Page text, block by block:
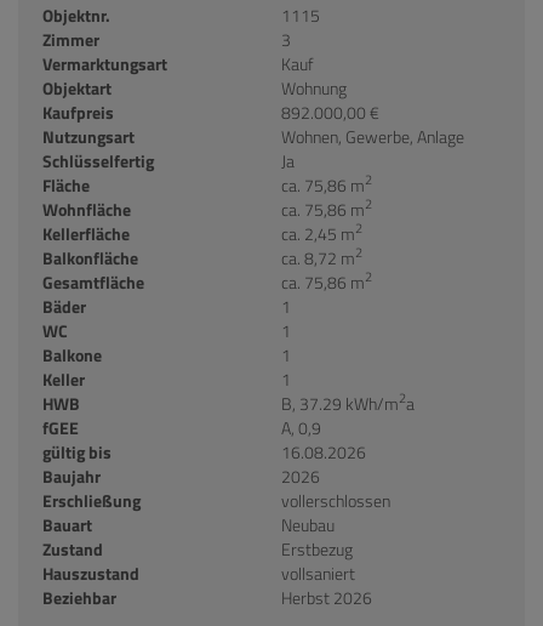
Objektnr.
1115
Zimmer
3
Vermarktungsart
Kauf
Objektart
Wohnung
Kaufpreis
892.000,00 €
Nutzungsart
Wohnen Gewerbe Anlage
Schlüsselfertig
Ja
Fläche
ca. 75,86 m2
Wohnfläche ca. 75,86 m2
Kellerfläche ca. 2,45 m2
Balkonfläche ca. 8,72 m2
Gesamtfläche ca. 75,86 m2
Bäder
1
WC
1
Balkone
1
Keller
1
HWB
B, 37.29 kWh/m2a
fGEE
A, 0,9
gültig bis
16.08.2026
Baujahr
2026
Erschließung
vollerschlossen
Bauart
Neubau
Zustand
Erstbezug
Hauszustand
vollsaniert
Beziehbar
Herbst 2026